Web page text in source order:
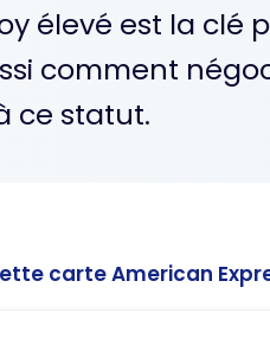
élevé est la clé
comment
ce statut.
carte American